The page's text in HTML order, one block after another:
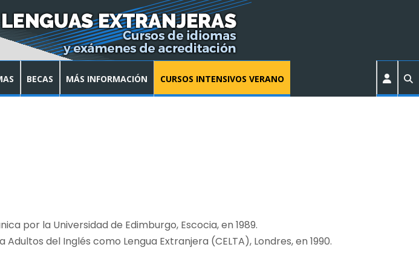
BECAS MÁS INFORMACIÓN CURSOS INTENSIVOS VERANO
por la Universidad de Edimburgo, Escocia, en 1989.
del Inglés como Lengua Extranjera (CELTA), Londres, en 1990.